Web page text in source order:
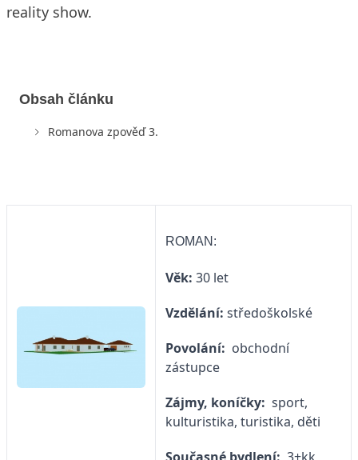
reality show.
Obsah článku
Romanova zpověď 3.
ROMAN:
Věk: 30 let
Vzdělání: středoškolské
Povolání: obchodní
zástupce
Zájmy, koníčky: sport,
kulturistika, turistika, děti